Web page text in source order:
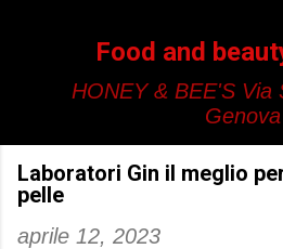
Food and
HONEY & BEE'S Via
Genova
Laboratori Gin il meglio
pelle
aprile 12, 2023